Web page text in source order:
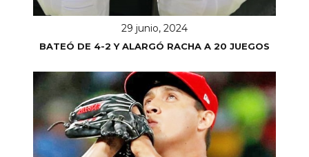
29 junio, 2024
BATEÓ DE 4-2 Y ALARGÓ RACHA A 20 JUEGOS